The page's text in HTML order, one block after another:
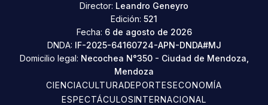
Director: Leandro Geneyro
Edición: 521
Fecha: 6 de agosto de 2026
DNDA: IF-2025-64160724-APN-DNDA#MJ
Domicilio legal: Necochea N°350 - Ciudad de Mendoza,
Mendoza
CIENCIACULTURADEPORTESECONOMÍA
ESPECTÁCULOSINTERNACIONAL